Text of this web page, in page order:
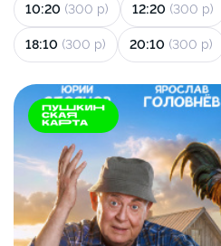
10:20 (300 р) 12:20 (300 р)
18:10 (300 р) 20:10 (300 р)